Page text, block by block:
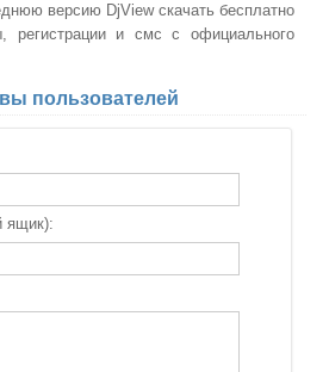
версию DjView скачать бесплатно
регистрации и смс с официального
пользователей
ящик):